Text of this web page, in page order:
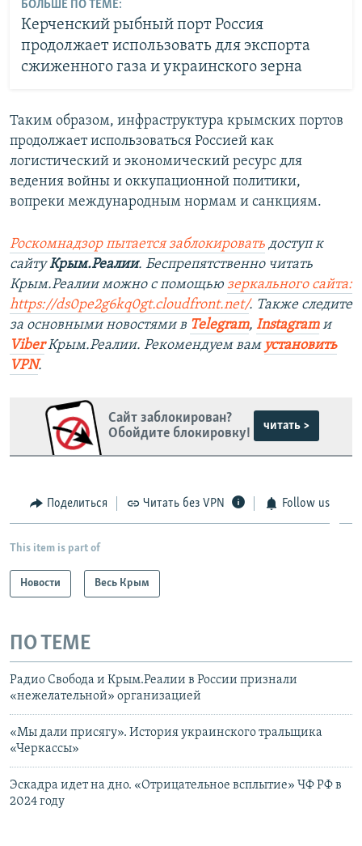
БОЛЬШЕ ПО ТЕМЕ:
Керченский рыбный порт Россия
продолжает использовать для экспорта
сжиженного газа и украинского зерна
Таким образом, инфраструктура крымских портов
продолжает использоваться Россией как
логистический и экономический ресурс для
ведения войны и оккупационной политики,
вопреки международным нормам и санкциям.
Роскомнадзор пытается заблокировать доступ к
сайтуКрым.Реалии. Беспрепятственно читать
Крым.Реалии можно с помощью зеркального сайта:
https://ds0pe2g6kq0gt.cloudfront.net/. Также следите
за основными новостями в Telegram, Instagramи
ViberКрым.Реалии. Рекомендуем вам установить
VPN.
Сайт заблокирован?
Обойдите блокировку!
читать >
Поделиться Читать без VPN Follow us
This item is part of
Новости Весь Крым
ПО ТЕМЕ
Радио Свобода и Крым.Реалии в России признали
«нежелательной» организацией
«Мы дали присягу». История украинского тральщика
«Черкассы»
Эскадра идет на дно. «Отрицательное всплытие» ЧФ РФ в
2024 году